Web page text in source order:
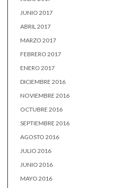
JUNIO 2017
ABRIL 2017
MARZO 2017
FEBRERO 2017
ENERO 2017
DICIEMBRE 2016
NOVIEMBRE 2016
OCTUBRE 2016
SEPTIEMBRE 2016
AGOSTO 2016
JULIO 2016
JUNIO 2016
MAYO 2016